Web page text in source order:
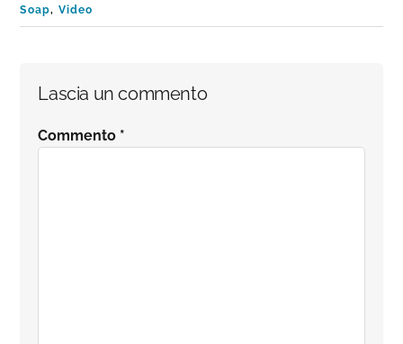
Soap, Video
Interazioni
del
Lascia un commento
Commento *